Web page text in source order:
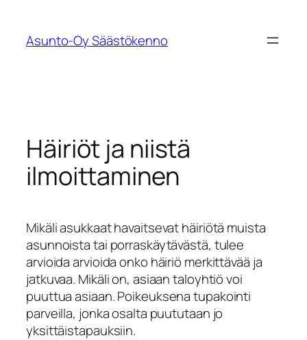
Asunto-Oy Säästökenno
Häiriöt ja niistä
ilmoittaminen
Mikäli asukkaat havaitsevat häiriötä muista
asunnoista tai porraskäytävästä, tulee
arvioida arvioida onko häiriö merkittävää ja
jatkuvaa. Mikäli on, asiaan taloyhtiö voi
puuttua asiaan. Poikeuksena tupakointi
parveilla, jonka osalta puututaan jo
yksittäistapauksiin.